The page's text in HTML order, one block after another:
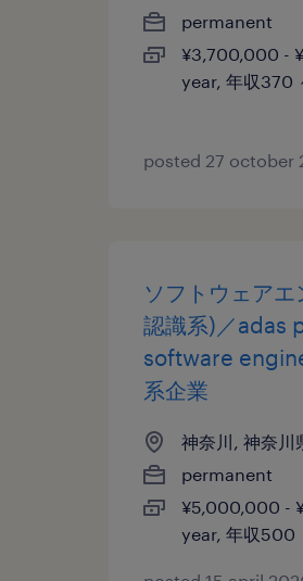
permanent
¥3,700,000 -
year, 年収370
posted 27 october
ソフトウェア
認識系)／adas
software
系企業
神奈川, 神奈川
permanent
¥5,000,000 -
year, 年収500